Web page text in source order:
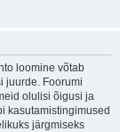
loomine võtab
juurde. Foorumi
olulisi õigusi ja
kasutamistingimused
järgmiseks